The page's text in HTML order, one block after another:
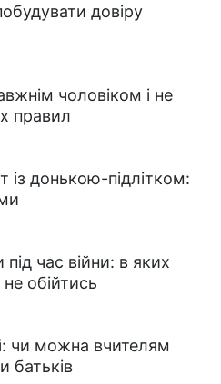
довіру
чоловіком і не
правил
із донькою-підлітком:
під час війни: в яких
обійтись
чи можна вчителям
батьків